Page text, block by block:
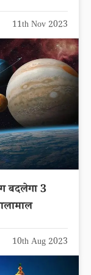
11th Nov 2023
बदलेगा 3
10th Aug 2023